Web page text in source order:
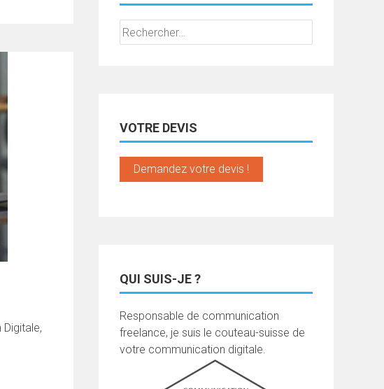
Rechercher :
VOTRE DEVIS
Demandez votre devis !
QUI SUIS-JE ?
Responsable de communication
freelance, je suis le couteau-suisse de
votre communication digitale.